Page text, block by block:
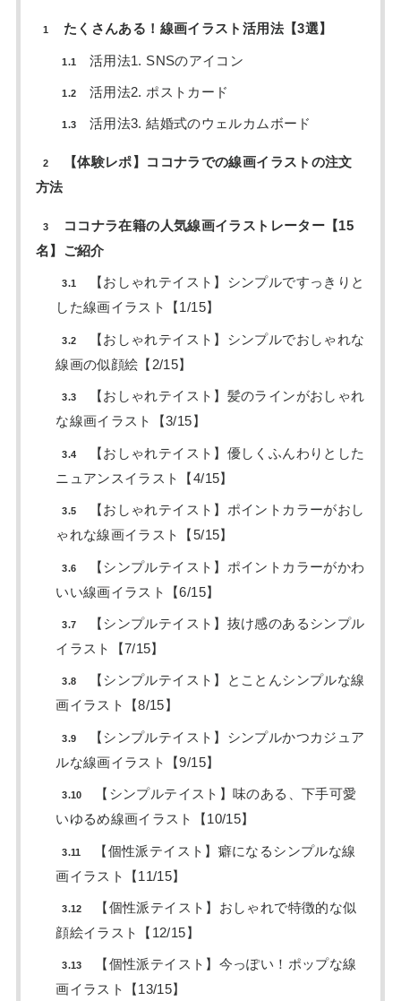
1 たくさんある！線画イラスト活用法【3選】
1.1 活用法1. SNSのアイコン
1.2 活用法2. ポストカード
1.3 活用法3. 結婚式のウェルカムボード
2
【体験レポ】ココナラでの線画イラストの注文
方法
3
ココナラ在籍の人気線画イラストレーター【15
名】ご紹介
3.1
【おしゃれテイスト】シンプルですっきりと
した線画イラスト【1/15】
3.2
【おしゃれテイスト】シンプルでおしゃれな
線画の似顔絵【2/15】
3.3
【おしゃれテイスト】髪のラインがおしゃれ
な線画イラスト【3/15】
3.4
【おしゃれテイスト】優しくふんわりとした
ニュアンスイラスト【4/15】
3.5
【おしゃれテイスト】ポイントカラーがおし
ゃれな線画イラスト【5/15】
3.6
【シンプルテイスト】ポイントカラーがかわ
いい線画イラスト【6/15】
3.7
【シンプルテイスト】抜け感のあるシンプル
イラスト【7/15】
3.8
【シンプルテイスト】とことんシンプルな線
画イラスト【8/15】
3.9
【シンプルテイスト】シンプルかつカジュア
ルな線画イラスト【9/15】
3.10
【シンプルテイスト】味のある、下手可愛
いゆるめ線画イラスト【10/15】
3.11
【個性派テイスト】癖になるシンプルな線
画イラスト【11/15】
3.12
【個性派テイスト】おしゃれで特徴的な似
顔絵イラスト【12/15】
3.13
【個性派テイスト】今っぽい！ポップな線
画イラスト【13/15】